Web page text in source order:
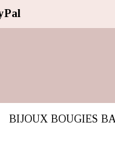
BIJOUX BOUGIES